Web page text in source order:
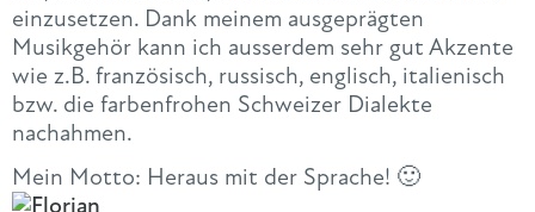
einzusetzen. Dank meinem ausgeprägten
Musikgehör kann ich ausserdem sehr gut Akzente
wie z.B. französisch, russisch, englisch, italienisch
bzw. die farbenfrohen Schweizer Dialekte
nachahmen.
Mein Motto: Heraus mit der Sprache! 🙂